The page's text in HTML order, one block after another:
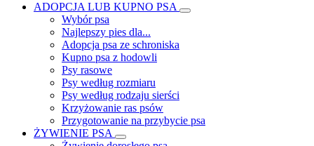
ADOPCJA LUB KUPNO PSA
Wybór psa
Najlepszy pies dla...
Adopcja psa ze schroniska
Kupno psa z hodowli
Psy rasowe
Psy według rozmiaru
Psy według rodzaju sierści
Krzyżowanie ras psów
Przygotowanie na przybycie psa
ŻYWIENIE PSA